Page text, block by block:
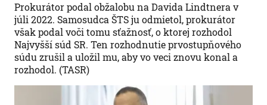
Prokurátor podal obžalobu na Davida Lindtnera v
júli 2022. Samosudca ŠTS ju odmietol, prokurátor
však podal voči tomu sťažnosť, o ktorej rozhodol
Najvyšší súd SR. Ten rozhodnutie prvostupňového
súdu zrušil a uložil mu, aby vo veci znovu konal a
rozhodol. (TASR)